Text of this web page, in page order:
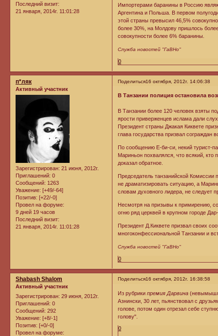
Последний визит:
21 января, 2014г. 11:01:28
Импортерами баранины в Россию
Аргентина и Польша. В первом
этой страны превысил 46,5%
более 30%, на Молдову пришлось
совокупности более 6% баранины.
Служба новостей "ГаВНо"
0
Поделиться16 октября, 2012г. 14:06:38
п*ляк
Активный участник
Зарегистрирован: 21 июня, 2012г.
Приглашений: 0
Сообщений: 1263
Уважение: [+49/-64]
Позитив: [+22/-0]
Провел на форуме:
9 дней 19 часов
Последний визит:
21 января, 2014г. 11:01:28
В Танзании полиция остановила
В Танзании более 120 человек взяты
ярости приверженцев ислама дали
Президент страны Джакая Киквете
глава государства призвал сограждан
По сообщению Е-би-си, некий турист-
Мариньон похвалялся, что всякий,
доказал обратное.
Председатель танзанийской
не драматизировать ситуацию, а
словам духовного лидера, не следует
Несмотря на призывы к примирению,
огню ряд церквей в крупном городе
Президент Д.Киквете призвал своих
многоконфессиональной Танзании и
Служба новостей "ГаВНо"
0
Поделиться16 октября, 2012г. 16:38:58
Shabash Shalom
Активный участник
Зарегистрирован: 29 июня, 2012г.
Приглашений: 0
Сообщений: 292
Уважение: [+8/-1]
Позитив: [+0/-0]
Провел на форуме:
Из рубрикипремия Дарвина
Азнински, 30 лет, пьянствовал с
голове, потом один отрезал себе
голову".
0